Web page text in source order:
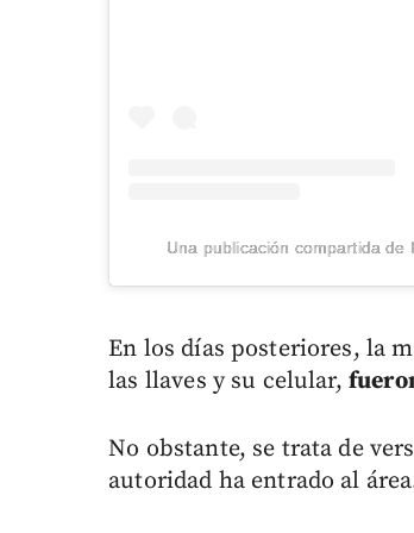
Una publicación compartida de
En los días posteriores, la
las llaves y su celular,
No obstante, se trata de
autoridad ha entrado al